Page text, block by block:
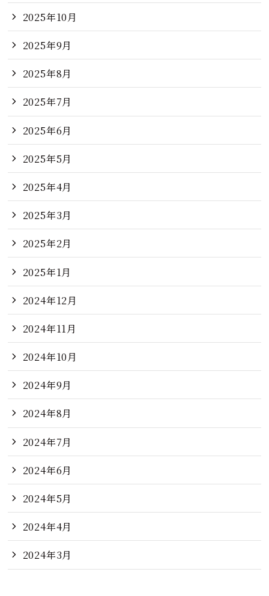
2025年10月
2025年9月
2025年8月
2025年7月
2025年6月
2025年5月
2025年4月
2025年3月
2025年2月
2025年1月
2024年12月
2024年11月
2024年10月
2024年9月
2024年8月
2024年7月
2024年6月
2024年5月
2024年4月
2024年3月